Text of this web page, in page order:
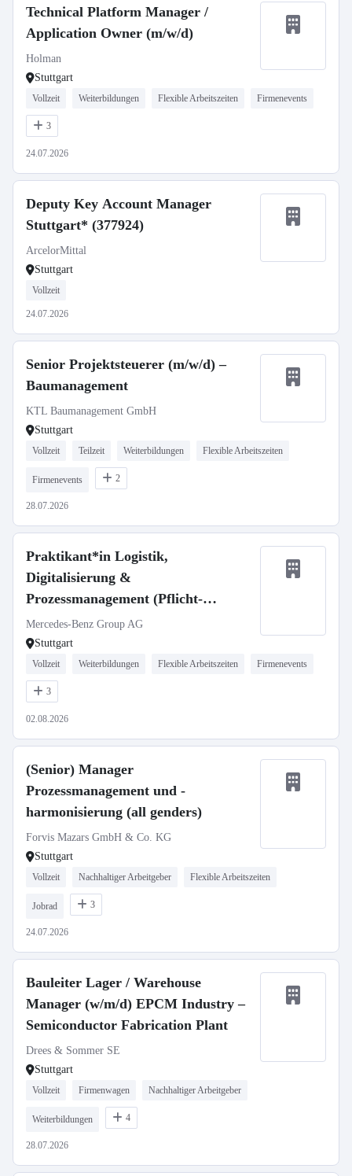
Technical Platform Manager /
Application Owner (m/w/d)
Holman
Stuttgart
Vollzeit Weiterbildungen Flexible Arbeitszeiten Firmenevents
3
24.07.2026
Deputy Key Account Manager
Stuttgart* (377924)
ArcelorMittal
Stuttgart
Vollzeit
24.07.2026
Senior Projektsteuerer (m/w/d) –
Baumanagement
KTL Baumanagement GmbH
Stuttgart
Vollzeit Teilzeit Weiterbildungen Flexible Arbeitszeiten
Firmenevents 2
28.07.2026
Praktikant*in Logistik,
Digitalisierung &
Prozessmanagement (Pflicht-
Praktikum)
Mercedes-Benz Group AG
Stuttgart
Vollzeit Weiterbildungen Flexible Arbeitszeiten Firmenevents
3
02.08.2026
(Senior) Manager
Prozessmanagement und -
harmonisierung (all genders)
Forvis Mazars GmbH & Co. KG
Stuttgart
Vollzeit Nachhaltiger Arbeitgeber Flexible Arbeitszeiten
Jobrad 3
24.07.2026
Bauleiter Lager / Warehouse
Manager (w/m/d) EPCM Industry –
Semiconductor Fabrication Plant
Drees & Sommer SE
Stuttgart
Vollzeit Firmenwagen Nachhaltiger Arbeitgeber
Weiterbildungen 4
28.07.2026